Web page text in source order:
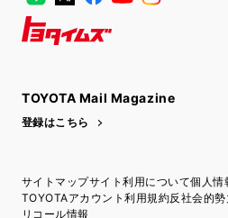
TOYOTA Mail Magazine
登録はこちら
サイトマップサイト利用について個人情
TOYOTAアカウント利用規約反社会的
リコール情報